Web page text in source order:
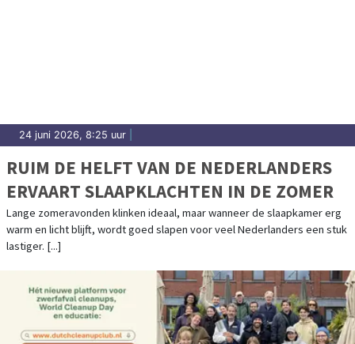
24 juni 2026, 8:25 uur
RUIM DE HELFT VAN DE NEDERLANDERS
ERVAART SLAAPKLACHTEN IN DE ZOMER
Lange zomeravonden klinken ideaal, maar wanneer de slaapkamer erg
warm en licht blijft, wordt goed slapen voor veel Nederlanders een stuk
lastiger. [...]